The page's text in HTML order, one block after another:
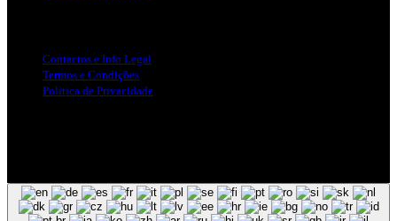
Contactos e Info Legal
Termos e Condições
Politica de Privacidade